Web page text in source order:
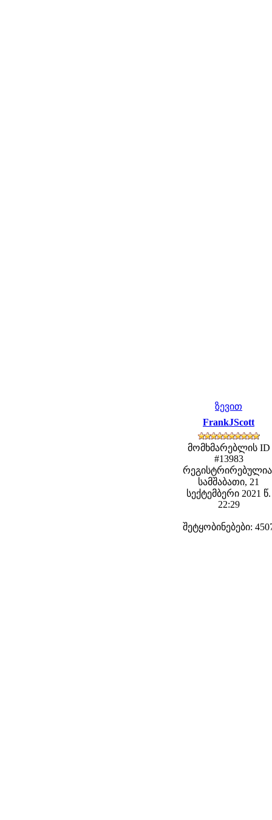
ზევით
FrankJScott
მომხმარებლის ID
#13983
სამშაბათი, 21
სექტემბერი 2021 წ.
22:29
შეტყობინებები: